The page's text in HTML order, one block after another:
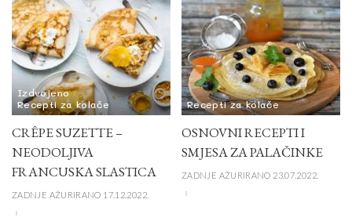
Izdvojeno
Recepti za kolače
CRÊPE SUZETTE –
NEODOLJIVA
FRANCUSKA SLASTICA
ZADNJE AŽURIRANO 17.12.2022.
Recepti za kolače
OSNOVNI RECEPTI I
SMJESA ZA PALAČINKE
ZADNJE AŽURIRANO 23.07.2022.